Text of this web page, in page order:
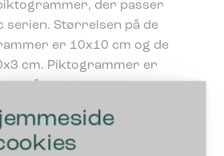
moms
Affaldssortering 3×15
der passer
serien. Størrelsen på de
er 10x10 cm og de
cm. Piktogrammer er
at påsætte.